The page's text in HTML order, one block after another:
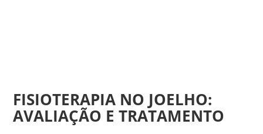
FISIOTERAPIA NO JOELHO:
AVALIAÇÃO E TRATAMENTO